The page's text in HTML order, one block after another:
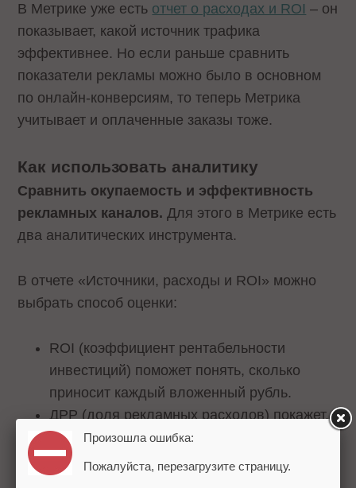
В Метрике уже есть отчет о расходах и ROI – он
показывает, какой источник трафика
эффективнее. Но если раньше сравнить
показатели рекламы можно было в основном
по онлайн-конверсиям, то теперь Метрика
учитывает и оплаченные заказы тоже.
Как использовать аналитику
Сравнить окупаемость и эффективность
рекламных каналов. Для этого в Метрике есть
два аналитических инструмента.
В отчете «Источники, расходы и ROI» можно
выбрать способ оценки:
ROI (коэффициент рентабельности
инвестиций) поможет понять, сколько
приносит каждый вложенный рубль.
ДРР (доля рекламных расходов) покажет,
какая доля расходов на рекламу
приходится на полученный доход.
Произошла ошибка:
Пожалуйста, перезагрузите страницу.